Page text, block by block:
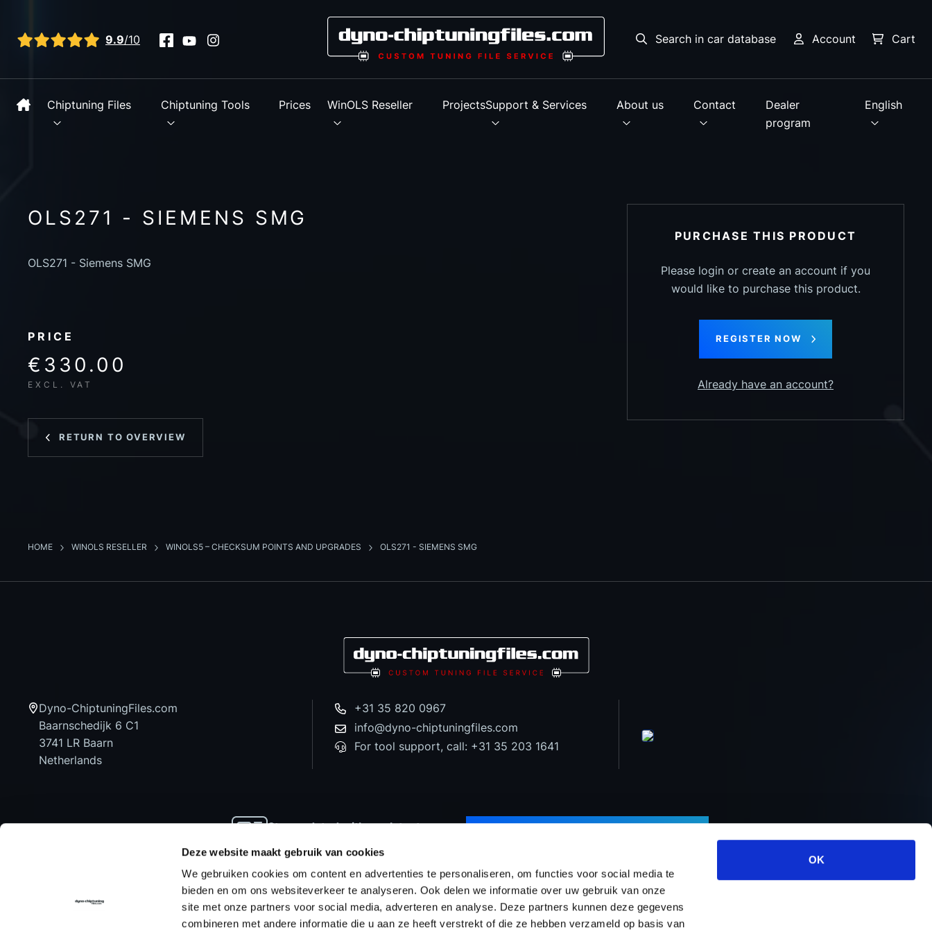
Deze website maakt gebruik van cookies
We gebruiken cookies om content en advertenties te personaliseren, om functies voor social media te
bieden en om ons websiteverkeer te analyseren. Ook delen we informatie over uw gebruik van onze
site met onze partners voor social media, adverteren en analyse. Deze partners kunnen deze gegevens
combineren met andere informatie die u aan ze heeft verstrekt of die ze hebben verzameld op basis van
OK
View all reviews 9.9/10 Search in car database Account Cart
Chiptuning Files Chiptuning Tools Prices WinOLS Reseller ProjectsSupport & Services About us Contact
Dealer
program
English
OLS271 - SIEMENS SMG
OLS271 - Siemens SMG
PRICE
€330.00
EXCL. VAT
RETURN TO OVERVIEW
PURCHASE THIS PRODUCT
Please login or create an account if you
would like to purchase this product.
REGISTER NOW
Already have an account?
HOME WINOLS RESELLER WINOLS5 – CHECKSUM POINTS AND UPGRADES OLS271 - SIEMENS SMG
Dyno-ChiptuningFiles.com
Baarnschedijk 6 C1
3741 LR Baarn
Netherlands
+31 35 820 0967
info@dyno-chiptuningfiles.com
For tool support, call: +31 35 203 1641
Stay updated with our latest
news and special offers!
Chiptuning Files Chiptuning Tools Prices WinOLS Reseller Support & Services Projects About us